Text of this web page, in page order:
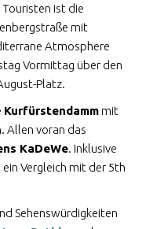
ist die
mit
Atmosphere
Vormittag über den
Platz.
Kurfürstendammmit
Allen voran das
KaDeWe. Inklusive
ein Vergleich mit der 5th
Sehenswürdigkeiten